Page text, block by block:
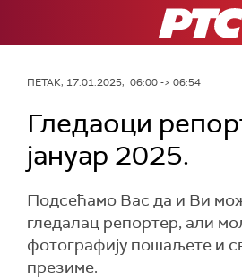
РТС
ПЕТАК, 17.01.2025, 06:00 -> 06:54
Гледаоци
јануар 2025.
Подсећамо Вас да и Ви
гледалац репортер, али
фотографију пошаљете и
презиме.